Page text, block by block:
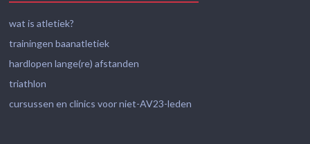
wat is atletiek?
trainingen baanatletiek
hardlopen lange(re) afstanden
triathlon
cursussen en clinics voor niet-AV23-leden